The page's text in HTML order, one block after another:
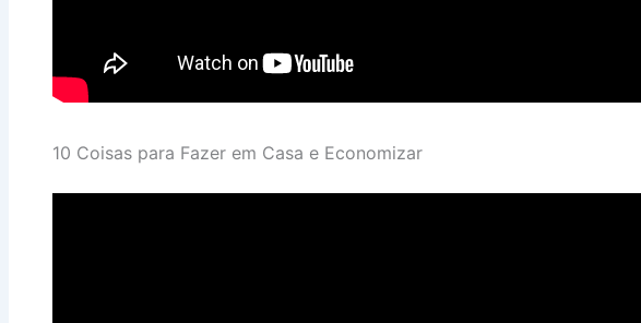
10 Coisas para Fazer em Casa e Economizar